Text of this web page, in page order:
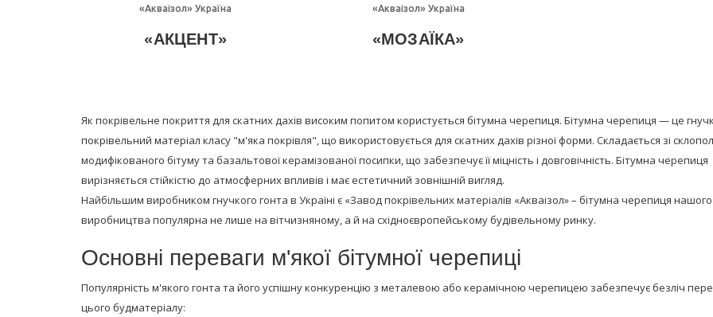
«Акваізол» Україна
«АКЦЕНТ»
«Акваізол» Україна
«МОЗАЇКА»
Як покрівельне покриття для скатних дахів високим попитом користується бітумна черепиця. Бітумна черепиця — це
покрівельний матеріал класу "м'яка покрівля", що використовується для скатних дахів різної форми. Складається зі
модифікованого бітуму та базальтової керамізованої посипки, що забезпечує її міцність і довговічність. Бітумна черепиця
вирізняється стійкістю до атмосферних впливів і має естетичний зовнішній вигляд.
Найбільшим виробником гнучкого гонта в Україні є «Завод покрівельних матеріалів «Акваізол» – бітумна черепиця нашого
виробництва популярна не лише на вітчизняному, а й на східноєвропейському будівельному ринку.
Основні переваги м'якої бітумної черепиці
Популярність м'якого гонта та його успішну конкуренцію з металевою або керамічною черепицею забезпечує безліч
цього будматеріалу: